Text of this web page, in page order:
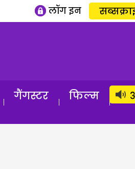
लॉग इन
गैंगस्टर फिल्म